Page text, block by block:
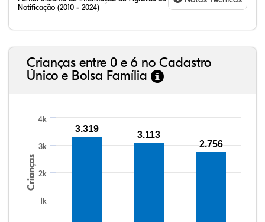
Notificação (2010 - 2024)
Crianças entre 0 e 6 no Cadastro
Único e Bolsa Família
Crianças
1k
2k
3k
4k
3.319
3.113
2.756
10,68%
2,65%
0,33%
74,03%
0,39%
11,93%
32,57%
9,24%
0,46%
54,88%
1,27%
1,56%